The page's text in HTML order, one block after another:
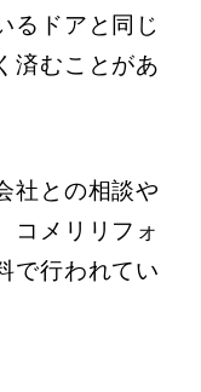
るドアと同じ
済むことがあ
社との相談や
コメリリフォ
で行われてい